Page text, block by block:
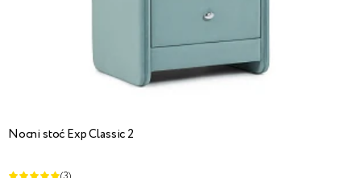
Nocni stoć Exp Classic 2